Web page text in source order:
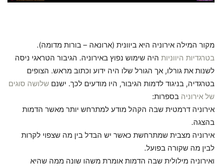
מקור המילה אירוניה היא ביוונית (ארונאה – בורות מדומה).
בטרגדיות היווניות היה שימוש נפוץ באירוניה. הגיבור הטראגי ניסה
לשנות את גורלו, אך הגורל שלו היה ידוע וכתוב מראש. הצופים
בטרגדיה, בניגוד לדמות הגיבור, היו מודעים לכך. ישנם שלושה סוגים
של אירוניה בספרות:
אירוניה דרמטית שבה הקהל מודע למתרחש יותר מאשר הדמות
בהצגה.
אירוניה מצבית שמתרחשת כאשר יש הבדל בין מה שצפוי לקרות
לבין מה שקורה בפועל.
ואירוניה מילולית שבה הדמות אומרת משהו שונה ממה שהיא